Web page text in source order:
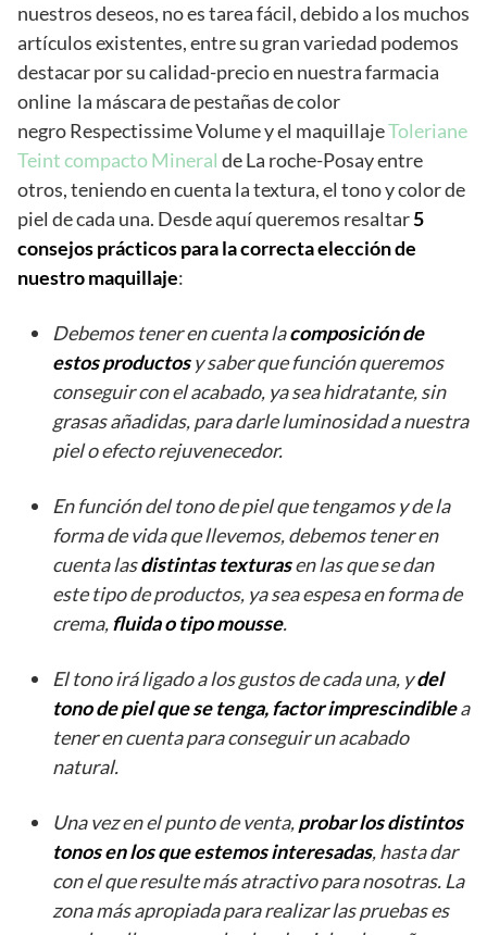
nuestros deseos, no es tarea fácil, debido a los muchos
artículos existentes, entre su gran variedad podemos
destacar por su calidad-precio en nuestra farmacia
online la máscara de pestañas de color
negro Respectissime Volume y el maquillajeToleriane
Teint compacto Mineral de La roche-Posay entre
otros, teniendo en cuenta la textura, el tono y color de
piel de cada una. Desde aquí queremos resaltar5
consejos prácticos para la correcta elección de
nuestro maquillaje:
Debemos tener en cuenta lacomposición de
estos productosy saber que función queremos
conseguir con el acabado, ya sea hidratante, sin
grasas añadidas, para darle luminosidad a nuestra
piel o efecto rejuvenecedor.
En función del tono de piel que tengamos y de la
forma de vida que llevemos, debemos tener en
cuenta lasdistintas texturasen las que se dan
este tipo de productos, ya sea espesa en forma de
crema, fluida o tipo mousse.
El tono irá ligado a los gustos de cada una, ydel
tono de piel que se tenga, factor imprescindiblea
tener en cuenta para conseguir un acabado
natural.
Una vez en el punto de venta,probar los distintos
tonos en los que estemos interesadas, hasta dar
con el que resulte más atractivo para nosotras. La
zona más apropiada para realizar las pruebas es